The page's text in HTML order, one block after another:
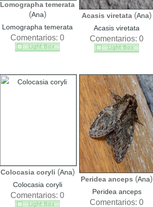
Lomographa temerata
(Ana)
Lomographa temerata
Comentarios: 0
Acasis viretata (Ana)
Acasis viretata
Comentarios: 0
Colocasia coryli (Ana)
Colocasia coryli
Comentarios: 0
Peridea anceps (Ana)
Peridea anceps
Comentarios: 0